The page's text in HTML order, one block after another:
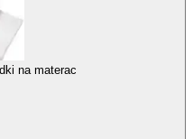
na materac